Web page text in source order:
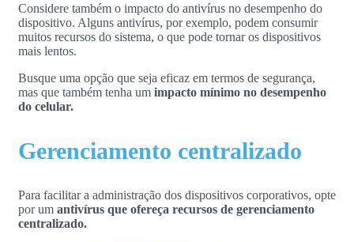
Considere também o impacto do antivírus no desempenho do
dispositivo. Alguns antivírus, por exemplo, podem consumir
muitos recursos do sistema, o que pode tornar os dispositivos
mais lentos.
Busque uma opção que seja eficaz em termos de segurança,
mas que também tenha um impacto mínimo no desempenho
do celular.
Gerenciamento centralizado
Para facilitar a administração dos dispositivos corporativos, opte
por um antivírus que ofereça recursos de gerenciamento
centralizado.